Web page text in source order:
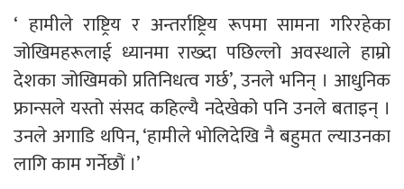
‘ हामीले राष्ट्रिय र अन्तर्राष्ट्रिय रूपमा सामना गरिरहेका
जोखिमहरूलाई ध्यानमा राख्दा पछिल्लो अवस्थाले हाम्रो
देशका जोखिमको प्रतिनिधत्व गर्छ’, उनले भनिन् । आधुनिक
फ्रान्सले यस्तो संसद कहिल्यै नदेखेको पनि उनले बताइन् ।
उनले अगाडि थपिन, ‘हामीले भोलिदेखि नै बहुमत ल्याउनका
लागि काम गर्नेछौं ।’